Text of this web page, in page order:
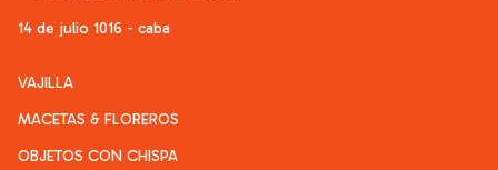
14 de julio 1016 - caba
VAJILLA
MACETAS & FLOREROS
OBJETOS CON CHISPA